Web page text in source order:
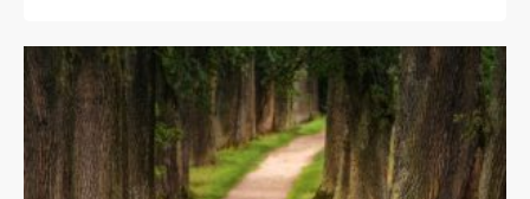
Open Link